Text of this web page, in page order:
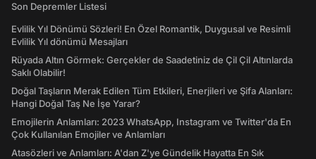
Son Depremler Listesi
Evlilik Yıl Dönümü Sözleri! En Özel Romantik, Duygusal ve Resimli
Evlilik Yıl dönümü Mesajları
Rüyada Altın Görmek: Gerçekler de Saadetiniz de Çil Çil Altınlarda
Saklı Olabilir!
Doğal Taşların Merak Edilen Tüm Etkileri, Enerjileri ve Şifa Alanları:
Hangi Doğal Taş Ne İşe Yarar?
Emojilerin Anlamları: 2023 WhatsApp, Instagram ve Twitter'da En
Çok Kullanılan Emojiler ve Anlamları
Atasözleri ve Anlamları: A'dan Z'ye Gündelik Hayatta En Sık